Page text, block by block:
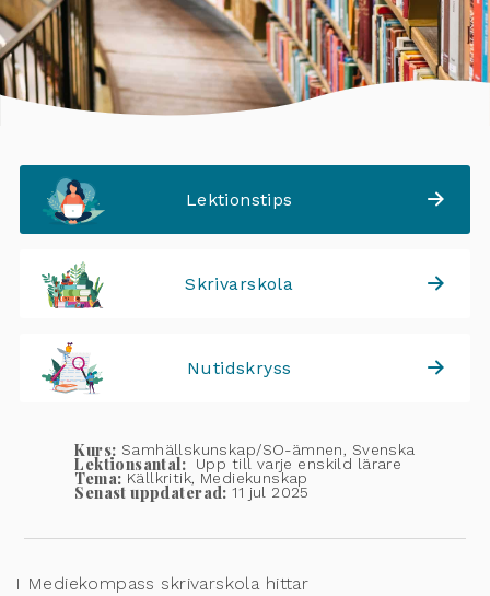
Lektionstips
Skrivarskola
Nutidskryss
Kurs: Samhällskunskap/SO-ämnen, Svenska
Lektionsantal: Upp till varje enskild lärare
Tema: Källkritik, Mediekunskap
Senast uppdaterad: 11 jul 2025
I Mediekompass skrivarskola hittar